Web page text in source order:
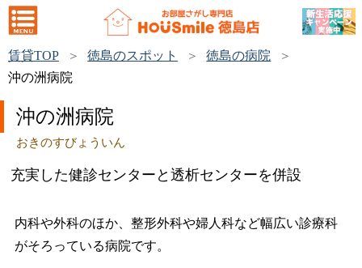
賃貸TOP 徳島のスポット
徳島の病院
沖の洲病院
沖の洲病院
おきのすびょういん
充実した健診センターと透析センターを併設
内科や外科のほか、整形外科や婦人科など幅広い診療科
がそろっている病院です。